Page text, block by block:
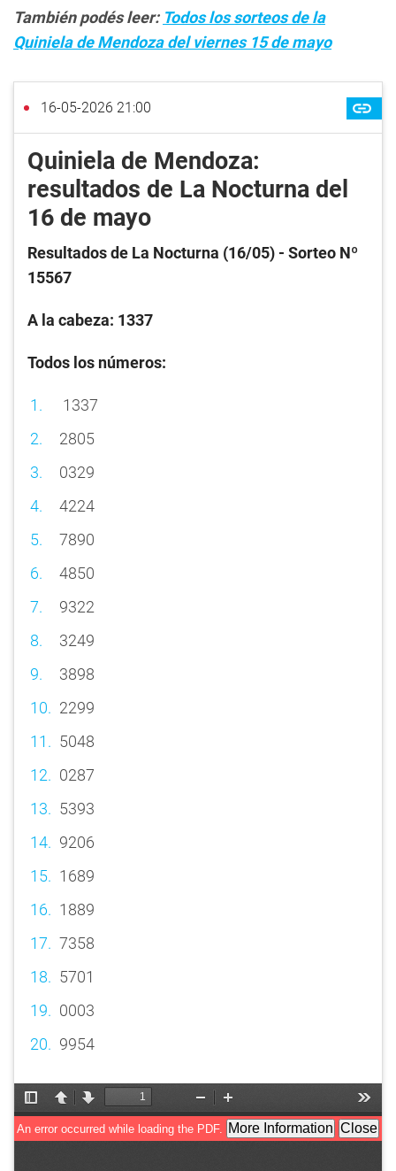
También podés leer: Todos los sorteos de la
Quiniela de Mendoza del viernes 15 de mayo
16-05-2026 21:00
Quiniela de Mendoza:
resultados de La Nocturna del
16 de mayo
Resultados de La Nocturna (16/05) - Sorteo Nº
15567
A la cabeza: 1337
Todos los números:
1337
2805
0329
4224
7890
4850
9322
3249
3898
2299
5048
0287
5393
9206
1689
1889
7358
5701
0003
9954